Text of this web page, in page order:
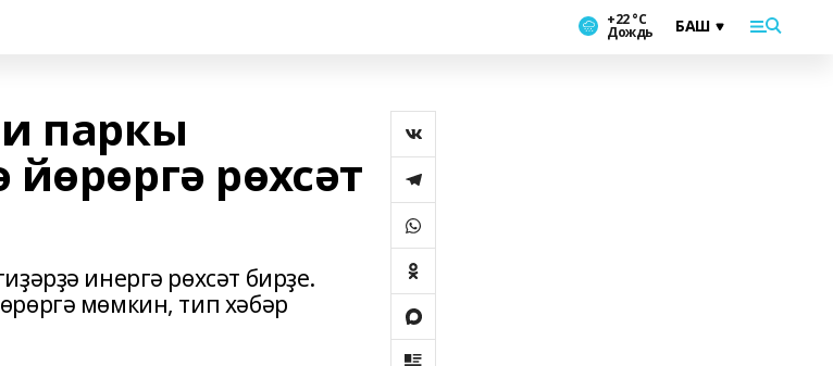
+22 °С
Дождь
паркы
йөрөргә рөхсәт
инергә рөхсәт бирҙе.
мөмкин, тип хәбәр